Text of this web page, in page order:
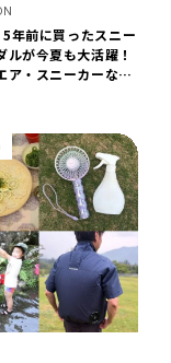
5年前に買ったスニー
ルが今夏も大活躍！
ア・スニーカーなら
きやすい【LEE編集
】